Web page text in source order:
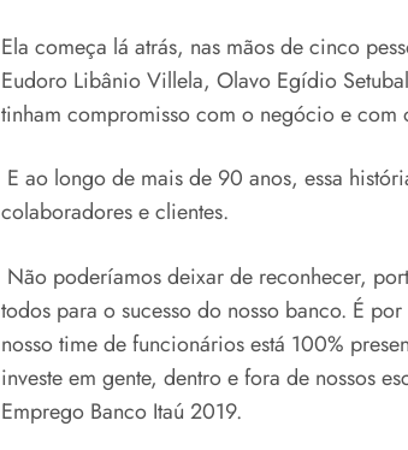
Ela começa lá atrás, nas mãos de cinco
Eudoro Libânio Villela, Olavo Egídio
tinham compromisso com o negócio e com
E ao longo de mais de 90 anos, essa
colaboradores e clientes.
Não poderíamos deixar de reconhecer,
todos para o sucesso do nosso banco. É
nosso time de funcionários está 100%
investe em gente, dentro e fora de nossos
Emprego Banco Itaú 2019.